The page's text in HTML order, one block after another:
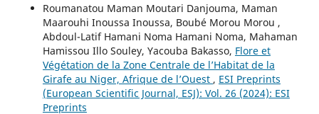
Roumanatou Maman Moutari Danjouma, Maman
Maarouhi Inoussa Inoussa, Boubé Morou Morou ,
Abdoul-Latif Hamani Noma Hamani Noma, Mahaman
Hamissou Illo Souley, Yacouba Bakasso, Flore et
Végétation de la Zone Centrale de l’Habitat de la
Girafe au Niger, Afrique de l’Ouest , ESI Preprints
(European Scientific Journal, ESJ): Vol. 26 (2024): ESI
Preprints